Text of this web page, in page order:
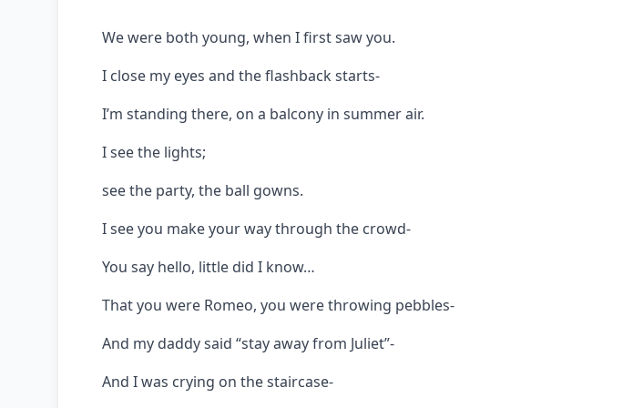
We were both young, when I first saw you.
I close my eyes and the flashback starts-
I’m standing there, on a balcony in summer air.
I see the lights;
see the party, the ball gowns.
I see you make your way through the crowd-
You say hello, little did I know…
That you were Romeo, you were throwing pebbles-
And my daddy said “stay away from Juliet”-
And I was crying on the staircase-